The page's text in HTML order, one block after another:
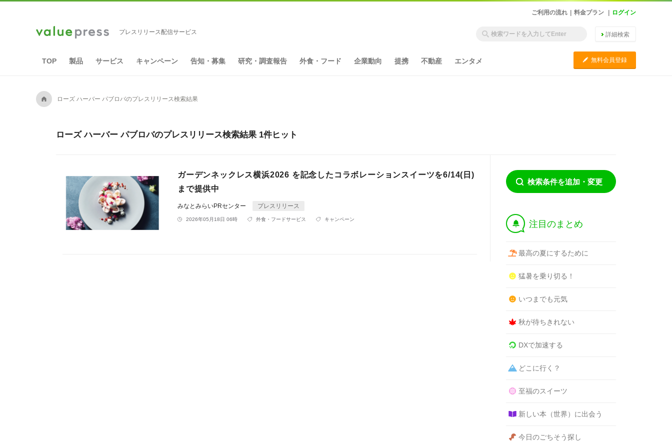
ご利用の流れ 料金プラン ログイン
プレスリリース配信サービス 詳細検索
TOP 製品 サービス キャンペーン 告知・募集 研究・調査報告 外食・フード 企業動向 提携 不動産 エンタメ C 無料会員登録
A ローズ ハーバー パブロバのプレスリリース検索結果
ローズ ハーバー パブロバのプレスリリース検索結果 1件ヒット
ガーデンネックレス横浜2026 を記念したコラボレーションスイーツを6/14(日)
まで提供中
みなとみらいPRセンター プレスリリース
2026年05月18日 06時 外食・フードサービス キャンペーン
検索条件を追加・変更
† 注目のまとめ
最高の夏にするために
猛暑を乗り切る！
いつまでも元気
秋が待ちきれない
DXで加速する
どこに行く？
至福のスイーツ
新しい本（世界）に出会う
今日のごちそう探し